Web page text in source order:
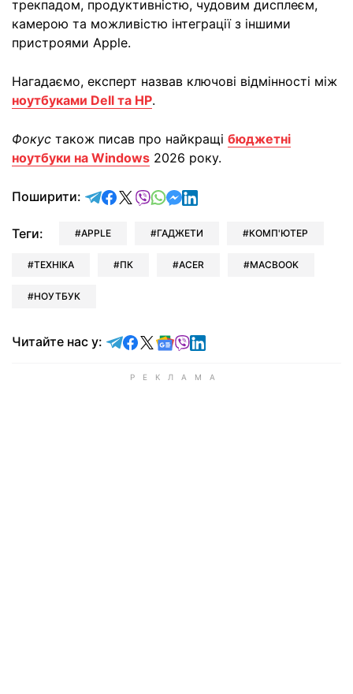
трекпадом, продуктивністю, чудовим дисплеєм,
камерою та можливістю інтеграції з іншими
пристроями Apple.
Нагадаємо, експерт назвав ключові відмінності між
ноутбуками Dell та HP.
Фокус також писав про найкращі бюджетні
ноутбуки на Windows 2026 року.
Поширити: відправити у Telegram
поділитись у Facebook
поділитись у X
відправити у Viber
відправити у Whatsapp
відправити у Messenger
відправити у LinkedIn
Теги: APPLE ГАДЖЕТИ КОМП'ЮТЕР
ТЕХНІКА ПК ACER MACBOOK
НОУТБУК
Читайте нас у: Читайте у Telegram
Читайте у Facebook
Читайте у X
Читайте у Google news
Читайте у Viber
Читайте у LinkedIn